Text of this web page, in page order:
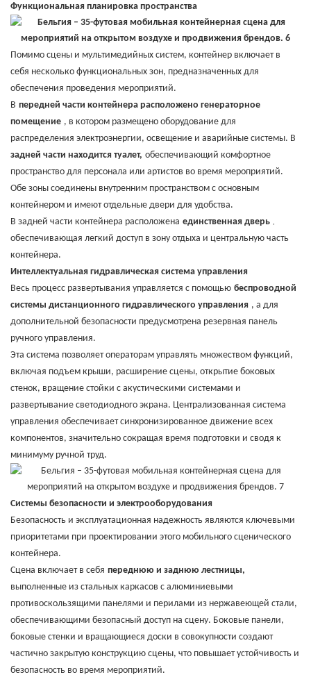
Функциональная планировка пространства
Помимо сцены и мультимедийных систем, контейнер включает в
себя несколько функциональных зон, предназначенных для
обеспечения проведения мероприятий.
В передней части контейнера расположено генераторное
помещение , в котором размещено оборудование для
распределения электроэнергии, освещение и аварийные системы. В
задней части находится туалет, обеспечивающий комфортное
пространство для персонала или артистов во время мероприятий.
Обе зоны соединены внутренним пространством с основным
контейнером и имеют отдельные двери для удобства.
В задней части контейнера расположена единственная дверь ,
обеспечивающая легкий доступ в зону отдыха и центральную часть
контейнера.
Интеллектуальная гидравлическая система управления
Весь процесс развертывания управляется с помощью беспроводной
системы дистанционного гидравлического управления , а для
дополнительной безопасности предусмотрена резервная панель
ручного управления.
Эта система позволяет операторам управлять множеством функций,
включая подъем крыши, расширение сцены, открытие боковых
стенок, вращение стойки с акустическими системами и
развертывание светодиодного экрана. Централизованная система
управления обеспечивает синхронизированное движение всех
компонентов, значительно сокращая время подготовки и сводя к
минимуму ручной труд.
Системы безопасности и электрооборудования
Безопасность и эксплуатационная надежность являются ключевыми
приоритетами при проектировании этого мобильного сценического
контейнера.
Сцена включает в себя переднюю и заднюю лестницы,
выполненные из стальных каркасов с алюминиевыми
противоскользящими панелями и перилами из нержавеющей стали,
обеспечивающими безопасный доступ на сцену. Боковые панели,
боковые стенки и вращающиеся доски в совокупности создают
частично закрытую конструкцию сцены, что повышает устойчивость и
безопасность во время мероприятий.